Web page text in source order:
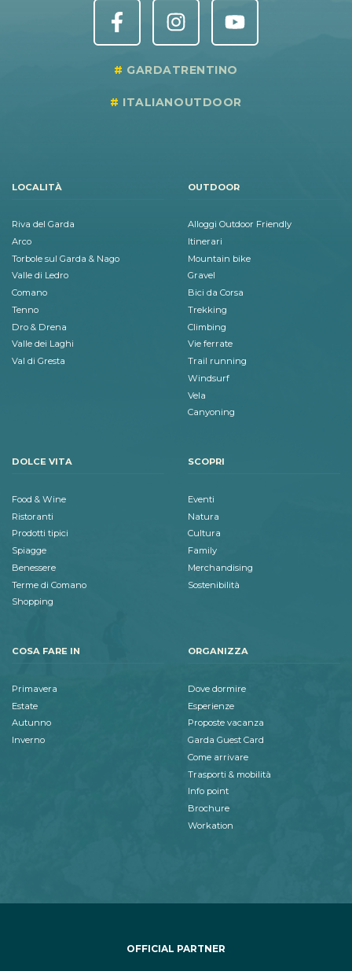
GARDATRENTINO
ITALIANOUTDOOR
LOCALITÀ
Riva del Garda
Arco
Torbole sul Garda & Nago
Valle di Ledro
Comano
Tenno
Dro & Drena
Valle dei Laghi
Val di Gresta
OUTDOOR
Alloggi Outdoor Friendly
Itinerari
Mountain bike
Gravel
Bici da Corsa
Trekking
Climbing
Vie ferrate
Trail running
Windsurf
Vela
Canyoning
DOLCE VITA
Food & Wine
Ristoranti
Prodotti tipici
Spiagge
Benessere
Terme di Comano
Shopping
SCOPRI
Eventi
Natura
Cultura
Family
Merchandising
Sostenibilità
COSA FARE IN
Primavera
Estate
Autunno
Inverno
ORGANIZZA
Dove dormire
Esperienze
Proposte vacanza
Garda Guest Card
Come arrivare
Trasporti & mobilità
Info point
Brochure
Workation
OFFICIAL PARTNER